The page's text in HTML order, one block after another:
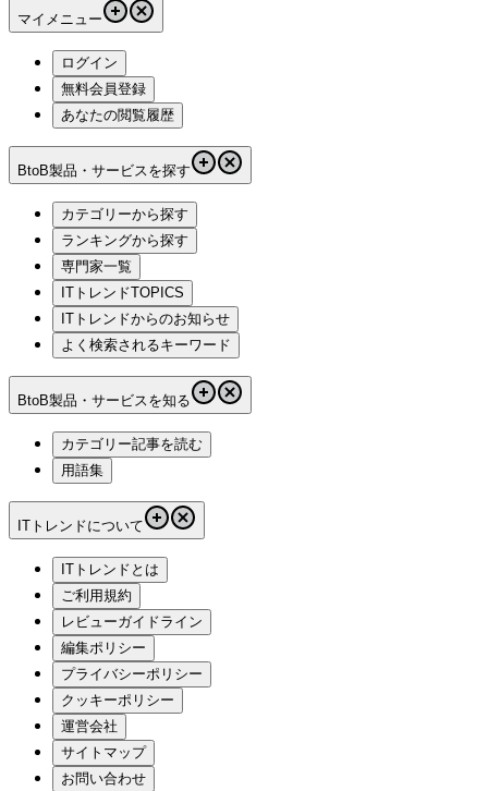
マイメニュー
ログイン
無料会員登録
あなたの閲覧履歴
BtoB製品・サービスを探す
カテゴリーから探す
ランキングから探す
専門家一覧
ITトレンドTOPICS
ITトレンドからのお知らせ
よく検索されるキーワード
BtoB製品・サービスを知る
カテゴリー記事を読む
用語集
ITトレンドについて
ITトレンドとは
ご利用規約
レビューガイドライン
編集ポリシー
プライバシーポリシー
クッキーポリシー
運営会社
サイトマップ
お問い合わせ